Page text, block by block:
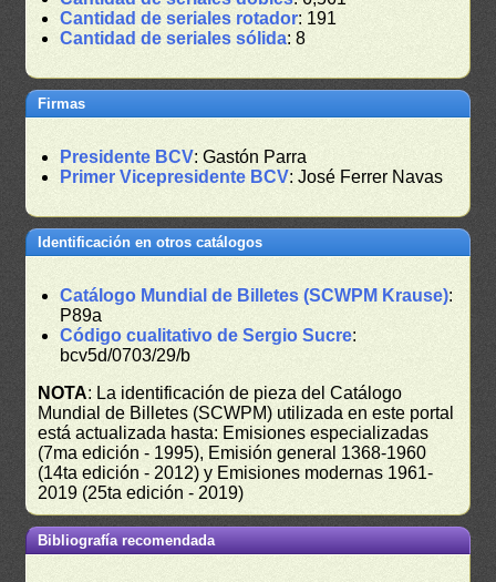
Cantidad de seriales rotador: 191
Cantidad de seriales sólida: 8
Firmas
Presidente BCV: Gastón Parra
Primer Vicepresidente BCV: José Ferrer Navas
Identificación en otros catálogos
Catálogo Mundial de Billetes (SCWPM Krause):
P89a
Código cualitativo de Sergio Sucre:
bcv5d/0703/29/b
NOTA: La identificación de pieza del Catálogo
Mundial de Billetes (SCWPM) utilizada en este portal
está actualizada hasta: Emisiones especializadas
(7ma edición - 1995), Emisión general 1368-1960
(14ta edición - 2012) y Emisiones modernas 1961-
2019 (25ta edición - 2019)
Bibliografía recomendada